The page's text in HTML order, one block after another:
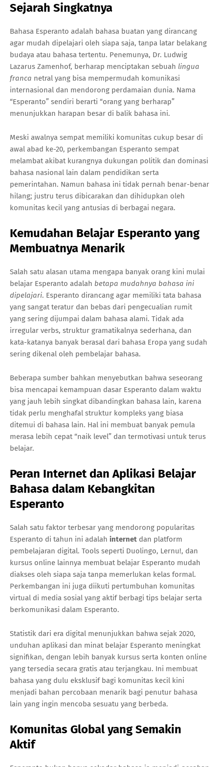
Sejarah Singkatnya
Bahasa Esperanto adalah bahasa buatan yang dirancang
agar mudah dipelajari oleh siapa saja, tanpa latar belakang
budaya atau bahasa tertentu. Penemunya, Dr. Ludwig
Lazarus Zamenhof, berharap menciptakan sebuah lingua
franca netral yang bisa mempermudah komunikasi
internasional dan mendorong perdamaian dunia. Nama
“Esperanto” sendiri berarti “orang yang berharap”
menunjukkan harapan besar di balik bahasa ini.
Meski awalnya sempat memiliki komunitas cukup besar di
awal abad ke-20, perkembangan Esperanto sempat
melambat akibat kurangnya dukungan politik dan dominasi
bahasa nasional lain dalam pendidikan serta
pemerintahan. Namun bahasa ini tidak pernah benar-benar
hilang; justru terus dibicarakan dan dihidupkan oleh
komunitas kecil yang antusias di berbagai negara.
Kemudahan Belajar Esperanto yang
Membuatnya Menarik
Salah satu alasan utama mengapa banyak orang kini mulai
belajar Esperanto adalah betapa mudahnya bahasa ini
dipelajari. Esperanto dirancang agar memiliki tata bahasa
yang sangat teratur dan bebas dari pengecualian rumit
yang sering dijumpai dalam bahasa alami. Tidak ada
irregular verbs, struktur gramatikalnya sederhana, dan
kata-katanya banyak berasal dari bahasa Eropa yang sudah
sering dikenal oleh pembelajar bahasa.
Beberapa sumber bahkan menyebutkan bahwa seseorang
bisa mencapai kemampuan dasar Esperanto dalam waktu
yang jauh lebih singkat dibandingkan bahasa lain, karena
tidak perlu menghafal struktur kompleks yang biasa
ditemui di bahasa lain. Hal ini membuat banyak pemula
merasa lebih cepat “naik level” dan termotivasi untuk terus
belajar.
Peran Internet dan Aplikasi Belajar
Bahasa dalam Kebangkitan
Esperanto
Salah satu faktor terbesar yang mendorong popularitas
Esperanto di tahun ini adalah internet dan platform
pembelajaran digital. Tools seperti Duolingo, Lernu!, dan
kursus online lainnya membuat belajar Esperanto mudah
diakses oleh siapa saja tanpa memerlukan kelas formal.
Perkembangan ini juga diikuti pertumbuhan komunitas
virtual di media sosial yang aktif berbagi tips belajar serta
berkomunikasi dalam Esperanto.
Statistik dari era digital menunjukkan bahwa sejak 2020,
unduhan aplikasi dan minat belajar Esperanto meningkat
signifikan, dengan lebih banyak kursus serta konten online
yang tersedia secara gratis atau terjangkau. Ini membuat
bahasa yang dulu eksklusif bagi komunitas kecil kini
menjadi bahan percobaan menarik bagi penutur bahasa
lain yang ingin mencoba sesuatu yang berbeda.
Komunitas Global yang Semakin
Aktif